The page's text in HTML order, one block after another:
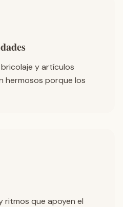
y artículos
hermosos porque los
ritmos que apoyen el